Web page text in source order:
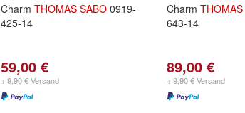
Charm THOMAS SABO 0919-
425-14
59,00 €
+ 9,90 € Versand
Charm THOMAS
643-14
89,00 €
+ 9,90 € Versand